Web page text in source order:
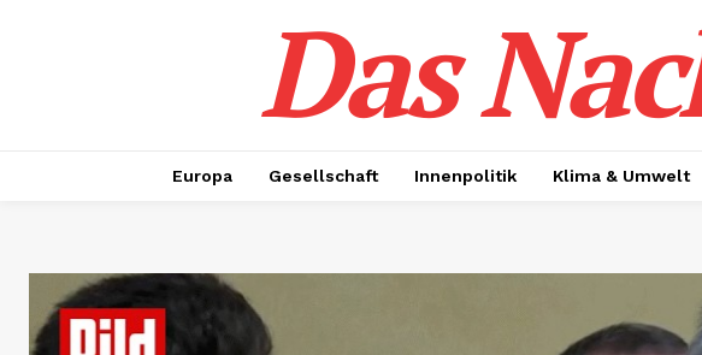
Das
Europa Gesellschaft Innenpolitik Klima & Umwelt